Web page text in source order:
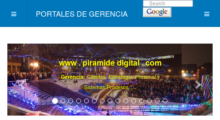
PORTALES DE GERENCIA
www . piramide digital . com
Gerencia:Clientes, Estrategia, Personal y
Sistemas/Procesos...